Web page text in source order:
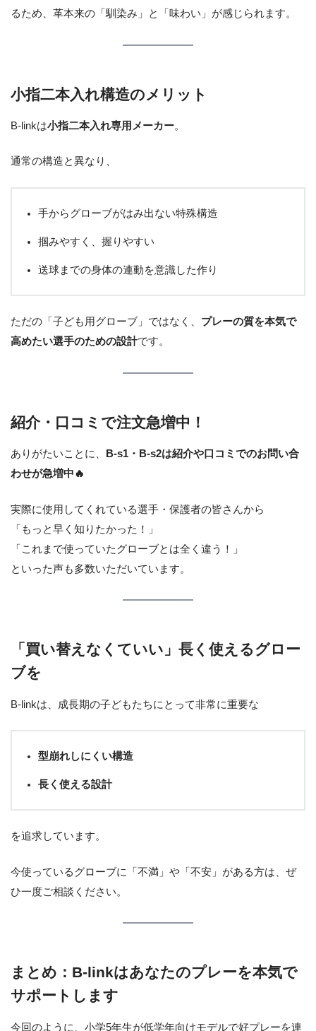
るため、革本来の「馴染み」と「味わい」が感じられます。
小指二本入れ構造のメリット
B-linkは小指二本入れ専用メーカー。
通常の構造と異なり、
手からグローブがはみ出ない特殊構造
掴みやすく、握りやすい
送球までの身体の連動を意識した作り
ただの「子ども用グローブ」ではなく、 プレーの質を本気で
高めたい選手のための設計です。
紹介・口コミで注文急増中！
ありがたいことに、
B-s1・B-s2は紹介や口コミでのお問い合
わせが急増中🔥
実際に使用してくれている選手・保護者の皆さんから
「もっと早く知りたかった！」
「これまで使っていたグローブとは全く違う！」
といった声も多数いただいています。
「買い替えなくていい」長く使えるグロー
ブを
B-linkは、成長期の子どもたちにとって非常に重要な
型崩れしにくい構造
長く使える設計
を追求しています。
今使っているグローブに「不満」や「不安」がある方は、ぜ
ひ一度ご相談ください。
まとめ：B-linkはあなたのプレーを本気で
サポートします
今回のように、小学5年生が低学年向けモデルで好プレーを連